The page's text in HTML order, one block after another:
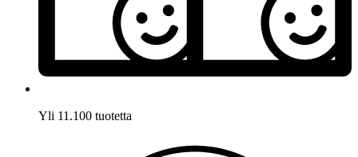
Yli 11.100 tuotetta